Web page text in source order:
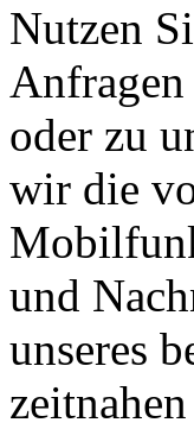
Nutzen
oder zu
wir die
und
unseres